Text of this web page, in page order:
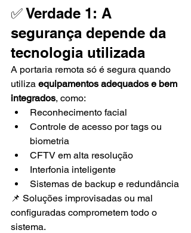
✅ Verdade 1: A
segurança depende da
tecnologia utilizada
A portaria remota só é segura quando
utiliza equipamentos adequados e bem
integrados, como:
Reconhecimento facial
Controle de acesso por tags ou
biometria
CFTV em alta resolução
Interfonia inteligente
Sistemas de backup e redundância
📌 Soluções improvisadas ou mal
configuradas comprometem todo o
sistema.